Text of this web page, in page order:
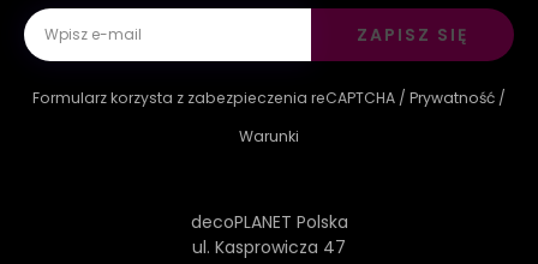
ZAPISZ SIĘ
Formularz korzysta z zabezpieczenia reCAPTCHA / Prywatność /
Warunki
decoPLANET Polska
ul. Kasprowicza 47